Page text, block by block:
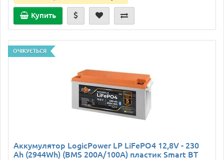
Купить
ОЧІКУЄТЬСЯ
Аккумулятор LogicPower LP LiFePO4 12,8V - 230
Ah (2944Wh) (BMS 200A/100А) пластик Smart BT